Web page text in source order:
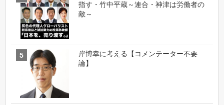
指す・竹中平蔵～連合・神津は労働者の
敵～
岸博幸に考える【コメンテーター不要
論】